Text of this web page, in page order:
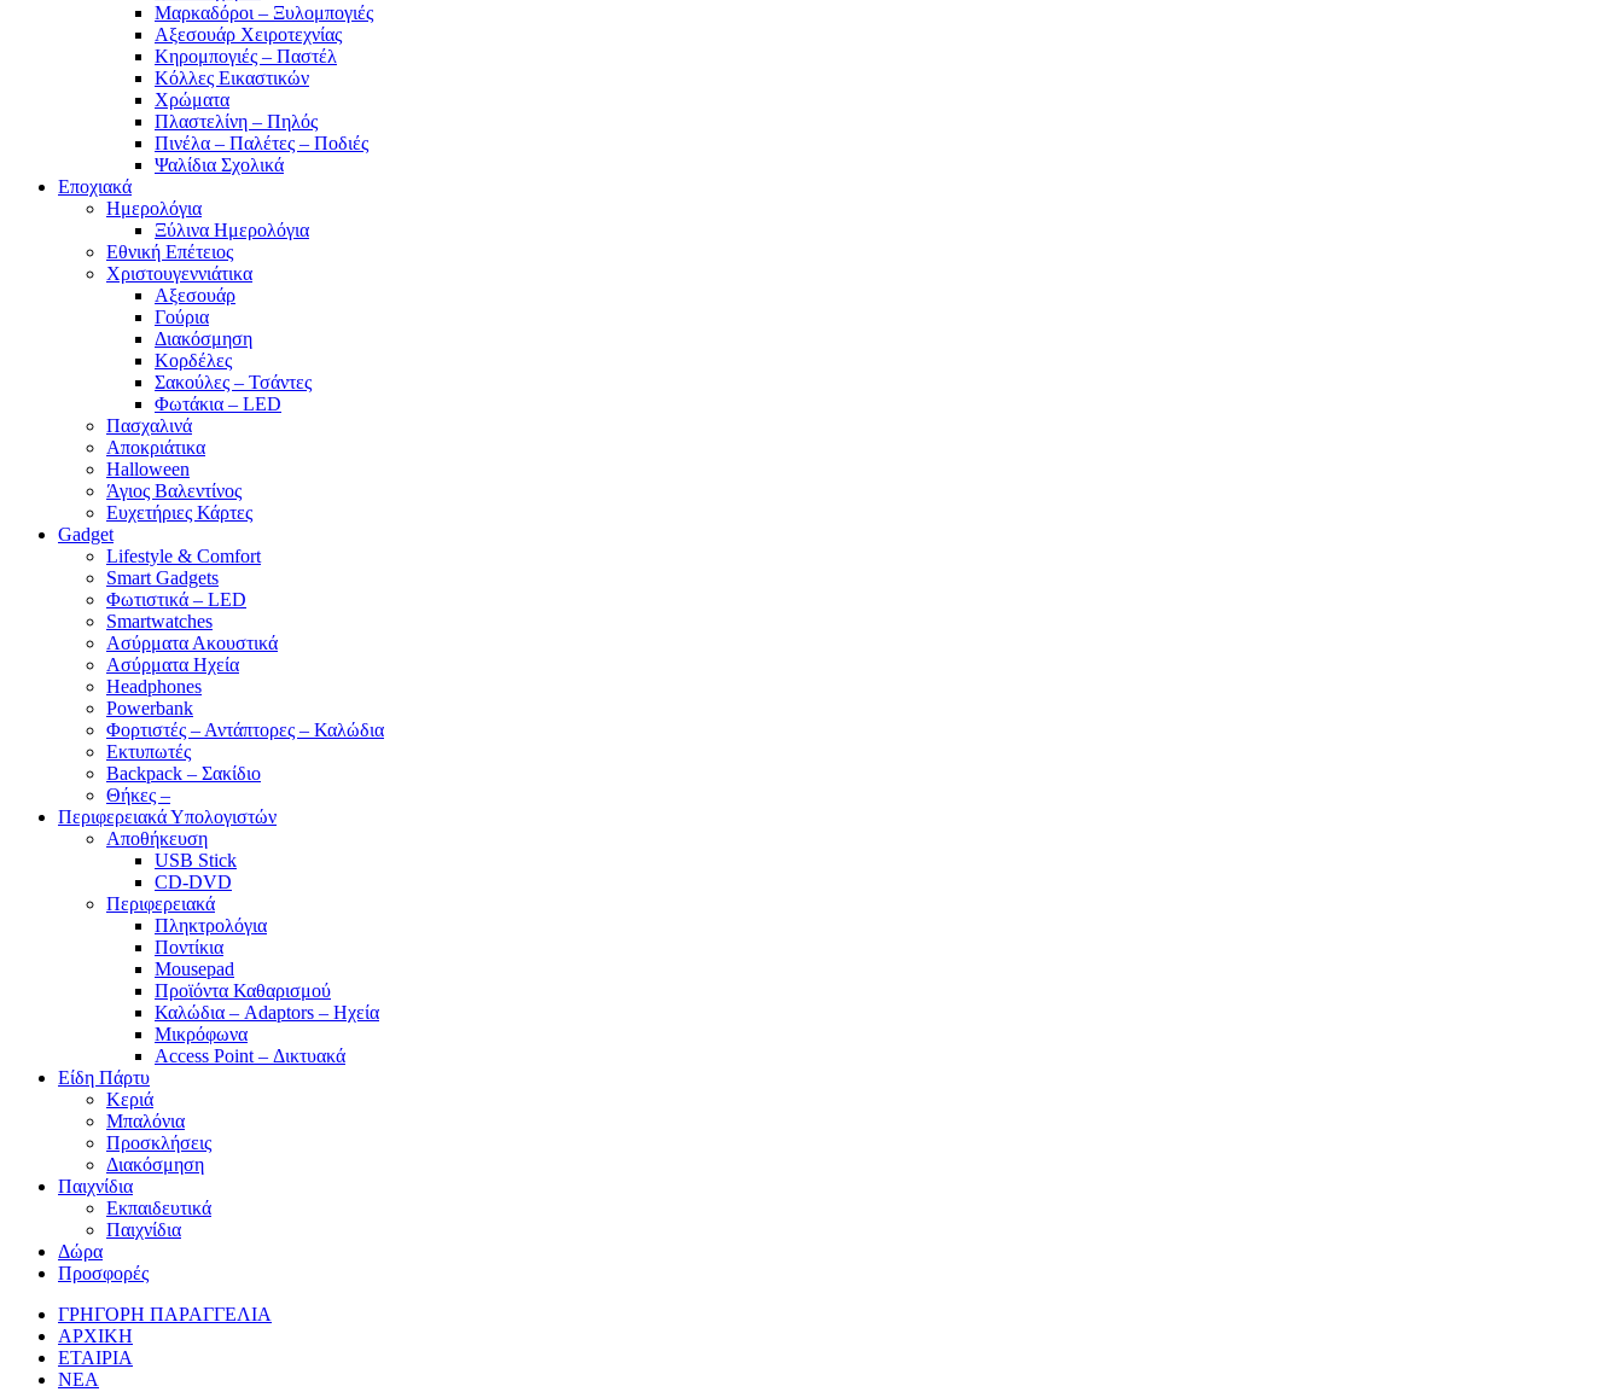
Μαρκαδόροι – Ξυλομπογιές
Αξεσουάρ Χειροτεχνίας
Κηρομπογιές – Παστέλ
Κόλλες Εικαστικών
Χρώματα
Πλαστελίνη – Πηλός
Πινέλα – Παλέτες – Ποδιές
Ψαλίδια Σχολικά
Εποχιακά
Ημερολόγια
Ξύλινα Ημερολόγια
Εθνική Επέτειος
Χριστουγεννιάτικα
Αξεσουάρ
Γούρια
Διακόσμηση
Κορδέλες
Σακούλες – Τσάντες
Φωτάκια – LED
Πασχαλινά
Αποκριάτικα
Halloween
Άγιος Βαλεντίνος
Ευχετήριες Κάρτες
Gadget
Lifestyle & Comfort
Smart Gadgets
Φωτιστικά – LED
Smartwatches
Ασύρματα Ακουστικά
Ασύρματα Ηχεία
Headphones
Powerbank
Φορτιστές – Αντάπτορες – Καλώδια
Εκτυπωτές
Backpack – Σακίδιο
Θήκες –
Περιφερειακά Υπολογιστών
Αποθήκευση
USB Stick
CD-DVD
Περιφερειακά
Πληκτρολόγια
Ποντίκια
Mousepad
Προϊόντα Καθαρισμού
Καλώδια – Adaptors – Ηχεία
Μικρόφωνα
Access Point – Δικτυακά
Είδη Πάρτυ
Κεριά
Μπαλόνια
Προσκλήσεις
Διακόσμηση
Παιχνίδια
Εκπαιδευτικά
Παιχνίδια
Δώρα
Προσφορές
ΓΡΗΓΟΡΗ ΠΑΡΑΓΓΕΛΙΑ
ΑΡΧΙΚΗ
ΕΤΑΙΡΙΑ
ΝΕΑ